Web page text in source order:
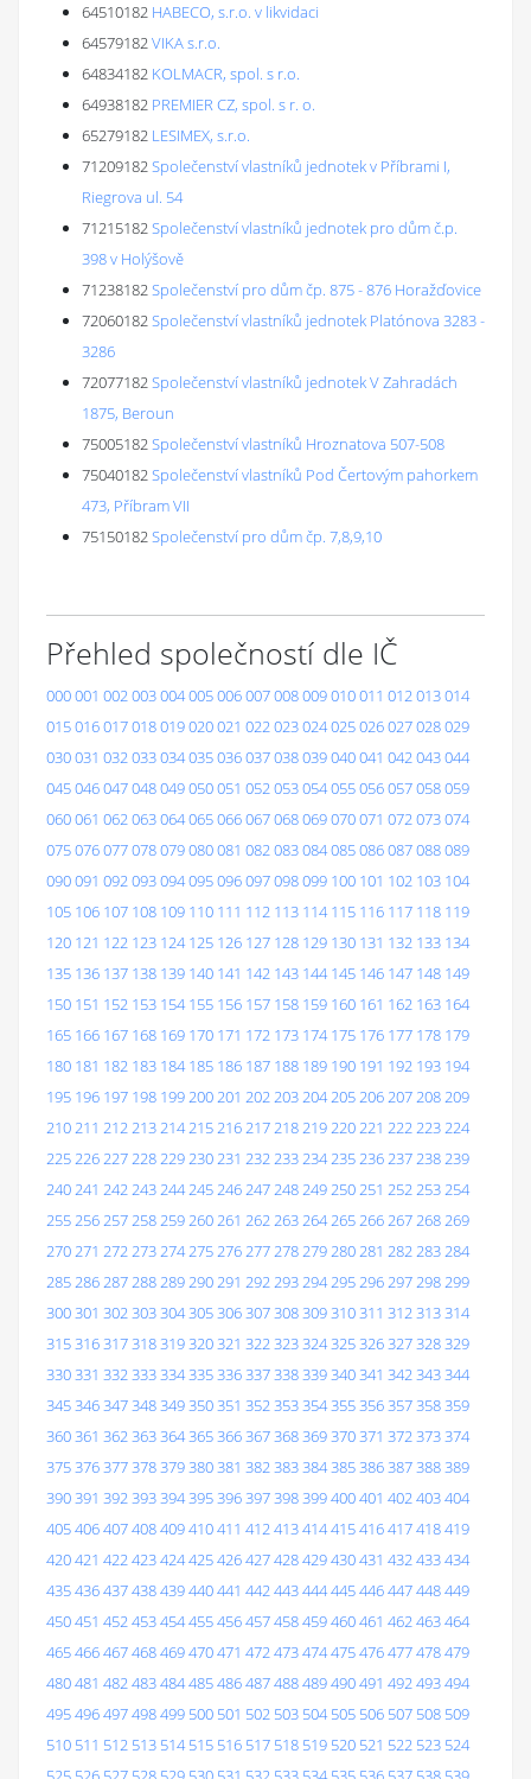
64510182 HABECO, s.r.o. v likvidaci
64579182VIKA s.r.o.
64834182 KOLMACR, spol. s r.o.
64938182 PREMIER CZ, spol. s r. o.
65279182 LESIMEX, s.r.o.
71209182Společenství vlastníků jednotek v Příbrami I,
Riegrova ul. 54
71215182Společenství vlastníků jednotek pro dům č.p.
398 v Holýšově
71238182Společenství pro dům čp. 875 - 876 Horažďovice
72060182Společenství vlastníků jednotek Platónova 3283 -
3286
72077182Společenství vlastníků jednotek V Zahradách
1875, Beroun
75005182Společenství vlastníků Hroznatova 507-508
75040182Společenství vlastníků Pod Čertovým pahorkem
473, Příbram VII
75150182Společenství pro dům čp. 7,8,9,10
Přehled společností dle IČ
000001 002003004005006007008009010011 012013014
015016017018019020021 022023024025026027028029
030031 032033034035036037038039040041 042043044
045046047048049050051 052053054055056057058059
060061 062063064065066067068069070071 072073074
075076077078079080081 082083084085086087088089
090091 092093094095096097098099 100 101 102 103 104
105 106 107 108 109 110 111 112 113 114 115 116 117 118 119
120 121 122 123 124 125 126 127 128 129 130 131 132 133 134
135 136 137 138 139 140 141 142 143 144 145 146 147 148 149
150 151 152 153 154 155 156 157 158 159 160 161 162 163 164
165 166 167 168 169 170 171 172 173 174 175 176 177 178 179
180 181 182 183 184 185 186 187 188 189 190 191 192 193 194
195 196 197 198 199200201 202203204205206207208209
210211 212213214215216217218219220221 222223224
225226227228229230231 232233234235236237238239
240241 242243244245246247248249250251 252253254
255256257258259260261 262263264265266267268269
270271 272273274275276277278279280281 282283284
285286287288289290291 292293294295296297298299
300301 302303304305306307308309310311 312313314
315316317318319320321 322323324325326327328329
330331 332333334335336337338339340341 342343344
345346347348349350351 352353354355356357358359
360361 362363364365366367368369370371 372373374
375376377378379380381 382383384385386387388389
390391 392393394395396397398399400401 402403404
405406407408409410411 412413414415416417418419
420421 422423424425426427428429430431 432433434
435436437438439440441 442443444445446447448449
450451 452453454455456457458459460461 462463464
465466467468469470471 472473474475476477478479
480481 482483484485486487488489490491 492493494
495496497498499 500 501 502 503 504 505 506 507 508 509
510 511 512 513 514 515 516 517 518 519 520 521 522 523 524